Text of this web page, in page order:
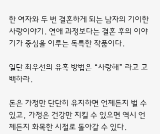
한 여자와 두 번 결혼하게 되는 남자의 기이한
사랑이야기. 연애 과정보다는 결혼 후의 이야
기가 중심을 이루는 독특한 작품이다.
일단 최우선의 유혹 방법은 “사랑해” 라고 고
백하라.
돈은 가정만 단단히 유지하면 언제든지 벌 수
있고, 가정은 건강만 지킬 수 있으면 역시 언
제든지 화목한 시절로 돌아갈 수 있다.